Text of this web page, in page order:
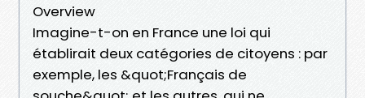
Overview
Imagine-t-on en France une loi qui
établirait deux catégories de citoyens : par
exemple, les &quot;Français de